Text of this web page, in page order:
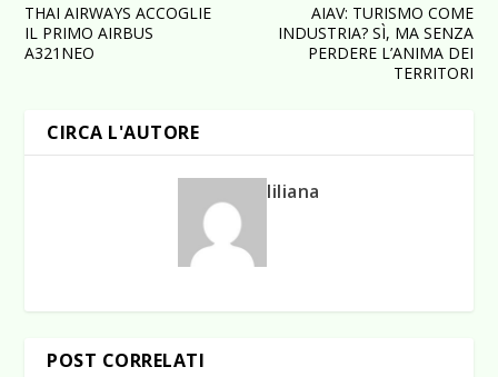
THAI AIRWAYS ACCOGLIE
IL PRIMO AIRBUS
A321NEO
AIAV: TURISMO COME
INDUSTRIA? SÌ, MA SENZA
PERDERE L’ANIMA DEI
TERRITORI
CIRCA L'AUTORE
liliana
POST CORRELATI